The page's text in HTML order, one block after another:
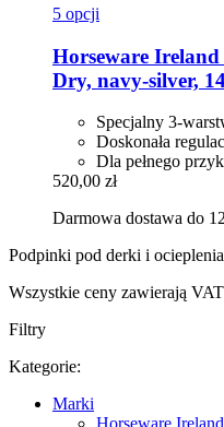
5 opcji
Horseware Ireland
Dry, navy-​silver,
Specjalny 3-
Doskonała
Dla pełnego
520,00 zł
Darmowa dostawa do
Podpinki pod derki i
Wszystkie ceny zawierają VAT
Filtry
Kategorie:
Marki